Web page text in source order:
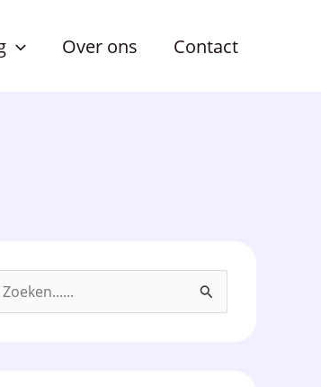
Over ons Contact